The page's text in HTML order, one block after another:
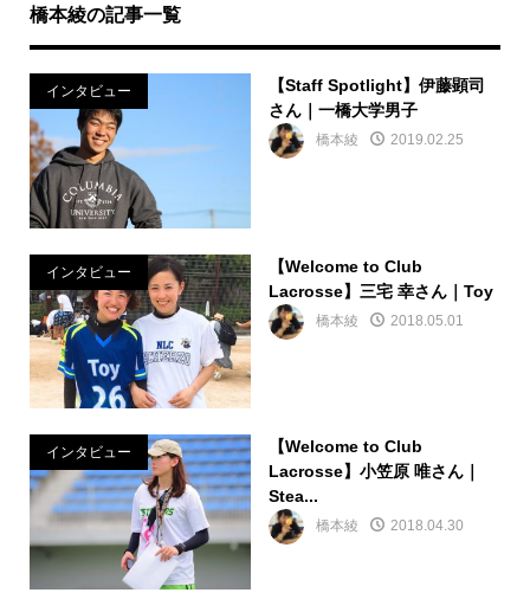
橋本綾の記事一覧
インタビュー
【Staff Spotlight】伊藤顕司
さん｜一橋大学男子
橋本綾 2019.02.25
インタビュー
【Welcome to Club
Lacrosse】三宅 幸さん｜Toy
橋本綾 2018.05.01
インタビュー
【Welcome to Club
Lacrosse】小笠原 唯さん｜
Stea...
橋本綾 2018.04.30